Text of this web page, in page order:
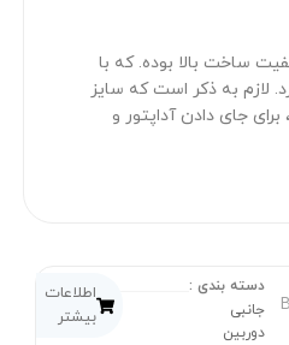
ساخت بالا بوده. که با
لازم به ذکر است که سایز
جای دادن آداپتور و
دسته بندی :
جانبی
دوربین
اطلاعات
بیشتر